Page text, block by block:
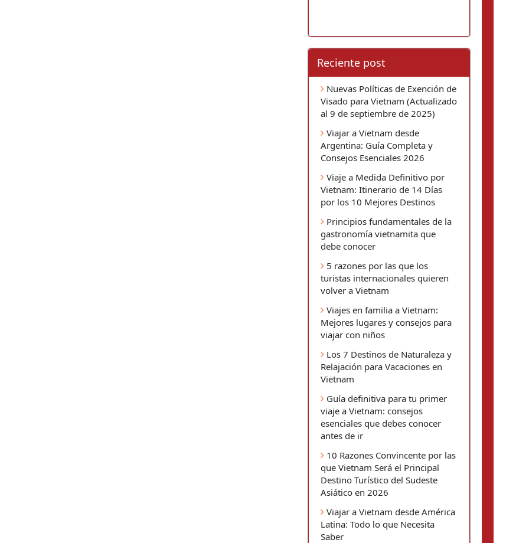
Reciente post
Nuevas Políticas de Exención de
Visado para Vietnam (Actualizado
al 9 de septiembre de 2025)
Viajar a Vietnam desde
Argentina: Guía Completa y
Consejos Esenciales 2026
Viaje a Medida Definitivo por
Vietnam: Itinerario de 14 Días
por los 10 Mejores Destinos
Principios fundamentales de la
gastronomía vietnamita que
debe conocer
5 razones por las que los
turistas internacionales quieren
volver a Vietnam
Viajes en familia a Vietnam:
Mejores lugares y consejos para
viajar con niños
Los 7 Destinos de Naturaleza y
Relajación para Vacaciones en
Vietnam
Guía definitiva para tu primer
viaje a Vietnam: consejos
esenciales que debes conocer
antes de ir
10 Razones Convincente por las
que Vietnam Será el Principal
Destino Turístico del Sudeste
Asiático en 2026
Viajar a Vietnam desde América
Latina: Todo lo que Necesita
Saber